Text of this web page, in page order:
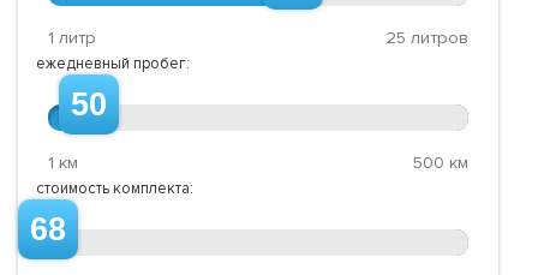
1 литр 25 литров
ежедневный пробег:
50
1 км 500 км
стоимость комплекта:
68